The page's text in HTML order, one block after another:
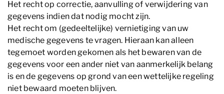
Het recht op correctie, aanvulling of verwijdering van
gegevens indien dat nodig mocht zijn.
Het recht om (gedeeltelijke) vernietiging van uw
medische gegevens te vragen. Hieraan kan alleen
tegemoet worden gekomen als het bewaren van de
gegevens voor een ander niet van aanmerkelijk belang
is en de gegevens op grond van een wettelijke regeling
niet bewaard moeten blijven.